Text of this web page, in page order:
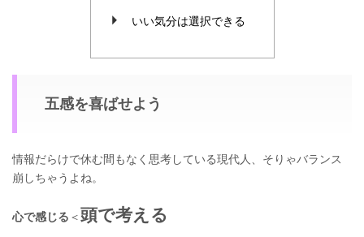
いい気分は選択できる
五感を喜ばせよう
情報だらけで休む間もなく思考している現代人、そりゃバランス
崩しちゃうよね。
心で感じる ＜頭で考える